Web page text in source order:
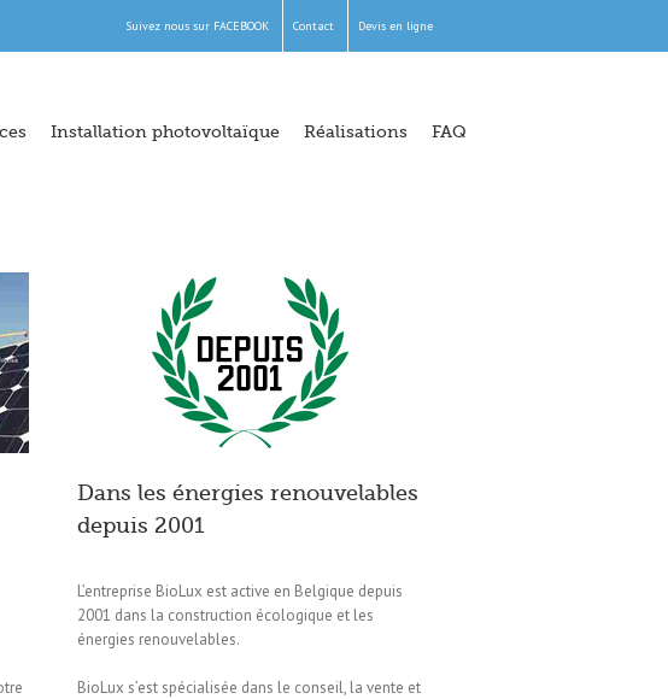
Suivez nous sur FACEBOOK Contact Devis en ligne
Installation photovoltaïque Réalisations FAQ
Dans les énergies renouvelables
depuis 2001
L’entreprise BioLux est active en Belgique depuis
2001 dans la construction écologique et les
énergies renouvelables.
BioLux s’est spécialisée dans le conseil, la vente et